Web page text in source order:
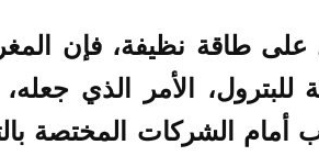
طاقة نظيفة، فإن
الأمر الذي
أمام الشركات المختصة